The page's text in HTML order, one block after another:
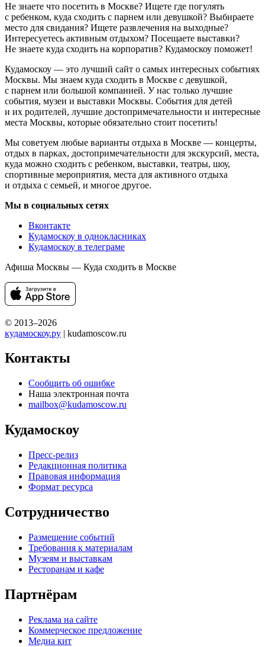
Не знаете что посетить в Москве? Ищете где погулять
с ребенком, куда сходить с парнем или девушкой? Выбираете
место для свидания? Ищете развлечения на выходные?
Интересуетесь активным отдыхом? Посещаете выставки?
Не знаете куда сходить на корпоратив? Кудамоскоу поможет!
Кудамоскоу — это лучший сайт о самых интересных событиях
Москвы. Мы знаем куда сходить в Москве с девушкой,
с парнем или большой компанией. У нас только лучшие
события, музеи и выставки Москвы. События для детей
и их родителей, лучшие достопримечательности и интересные
места Москвы, которые обязательно стоит посетить!
Мы советуем любые варианты отдыха в Москве — концерты,
отдых в парках, достопримечательности для экскурсий, места,
куда можно сходить с ребенком, выставки, театры, шоу,
спортивные мероприятия, места для активного отдыха
и отдыха с семьей, и многое другое.
Мы в социальных сетях
Вконтакте
Кудамоскоу в однокласниках
Кудамоскоу в телеграме
Афиша Москвы — Куда сходить в Москве
© 2013–2026
кудамоскоу.ру | kudamoscow.ru
Контакты
Сообщить об ошибке
Наша электронная почта
mailbox@kudamoscow.ru
Кудамоскоу
Пресс-релиз
Редакционная политика
Правовая информация
Формат ресурса
Сотрудничество
Размещение событий
Требования к материалам
Музеям и выставкам
Ресторанам и кафе
Партнёрам
Реклама на сайте
Коммерческое предложение
Медиа кит